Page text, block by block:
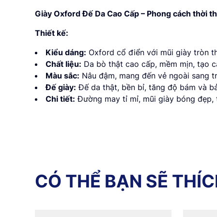
Giày Oxford Đế Da Cao Cấp – Phong cách thời
Thiết kế:
Kiểu dáng: Oxford cổ điển với mũi giày tròn
Chất liệu: Da bò thật cao cấp, mềm mịn, tạo
Màu sắc: Nâu đậm, mang đến vẻ ngoài sang
Đế giày: Đế da thật, bền bỉ, tăng độ bám và
Chi tiết: Đường may tỉ mỉ, mũi giày bóng
CÓ THỂ BẠN SẼ THÍC